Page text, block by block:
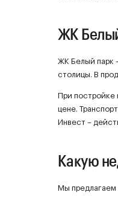
ЖК
ЖК Белый парк
столицы. В
При постройке
цене.
Инвест –
Какую
Мы предлагаем